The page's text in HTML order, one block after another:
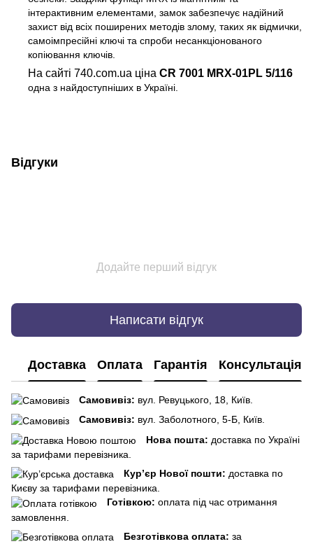
інтерактивним елементами, замок забезпечує надійний
захист від всіх поширених методів злому, таких як відмички,
самоімпресійні ключі та спроби несанкціонованого
копіювання ключів.
На сайті 740.com.ua ціна CR 7001 MRX-01PL 5/116
одна з найдоступніших в Україні.
Відгуки
Додайте перший відгук
Написати відгук
Доставка Оплата Гарантія Консультація
Самовивіз: вул. Ревуцького, 18, Київ.
Самовивіз: вул. Заболотного, 5-Б, Київ.
Нова пошта: доставка по Україні
за тарифами перевізника.
Кур’єр Нової пошти: доставка по
Києву за тарифами перевізника.
Готівкою: оплата під час отримання
замовлення.
Безготівкова оплата: за